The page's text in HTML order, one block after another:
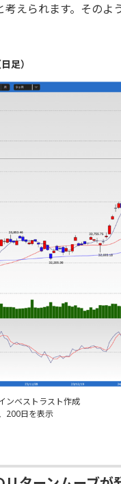
考えられます。その
足）
ンベストラスト作成
200日を表示